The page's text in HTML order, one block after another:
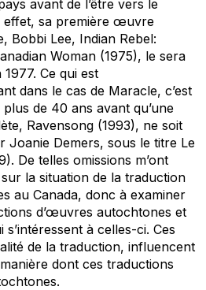
avant de l’être vers le
effet, sa première œuvre
Bobbi Lee, Indian Rebel:
Woman (1975), le sera
Ce qui est
dans le cas de Maracle, c’est
de 40 ans avant qu’une
Ravensong (1993), ne soit
Joanie Demers, sous le titre Le
De telles omissions m’ont
la situation de la traduction
au Canada, donc à examiner
d’œuvres autochtones et
s’intéressent à celles-ci. Ces
de la traduction, influencent
dont ces traductions